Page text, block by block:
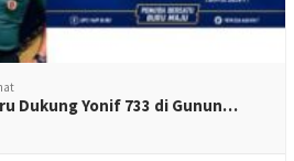
Dukung Yonif 733 di Gunun…